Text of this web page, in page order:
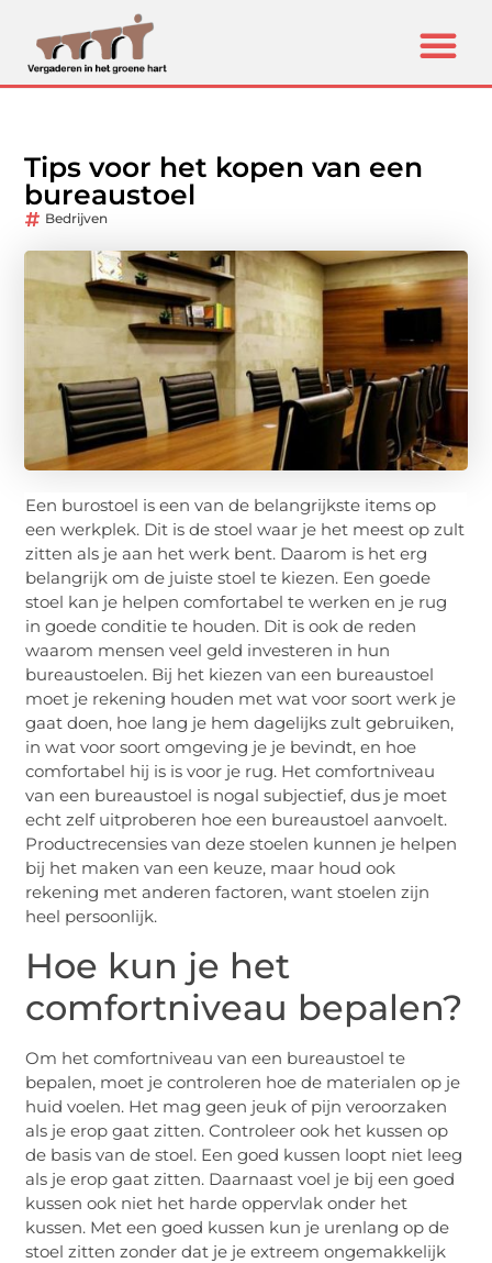
Tips voor het kopen van een
bureaustoel
Bedrijven
Een burostoel is een van de belangrijkste items op
een werkplek. Dit is de stoel waar je het meest op zult
zitten als je aan het werk bent. Daarom is het erg
belangrijk om de juiste stoel te kiezen. Een goede
stoel kan je helpen comfortabel te werken en je rug
in goede conditie te houden. Dit is ook de reden
waarom mensen veel geld investeren in hun
bureaustoelen. Bij het kiezen van een bureaustoel
moet je rekening houden met wat voor soort werk je
gaat doen, hoe lang je hem dagelijks zult gebruiken,
in wat voor soort omgeving je je bevindt, en hoe
comfortabel hij is is voor je rug. Het comfortniveau
van een bureaustoel is nogal subjectief, dus je moet
echt zelf uitproberen hoe een bureaustoel aanvoelt.
Productrecensies van deze stoelen kunnen je helpen
bij het maken van een keuze, maar houd ook
rekening met anderen factoren, want stoelen zijn
heel persoonlijk.
Hoe kun je het
comfortniveau bepalen?
Om het comfortniveau van een bureaustoel te
bepalen, moet je controleren hoe de materialen op je
huid voelen. Het mag geen jeuk of pijn veroorzaken
als je erop gaat zitten. Controleer ook het kussen op
de basis van de stoel. Een goed kussen loopt niet leeg
als je erop gaat zitten. Daarnaast voel je bij een goed
kussen ook niet het harde oppervlak onder het
kussen. Met een goed kussen kun je urenlang op de
stoel zitten zonder dat je je extreem ongemakkelijk